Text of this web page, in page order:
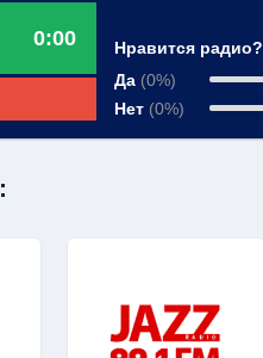
0:00
Нравится радио?
Да (0%)
Нет (0%)